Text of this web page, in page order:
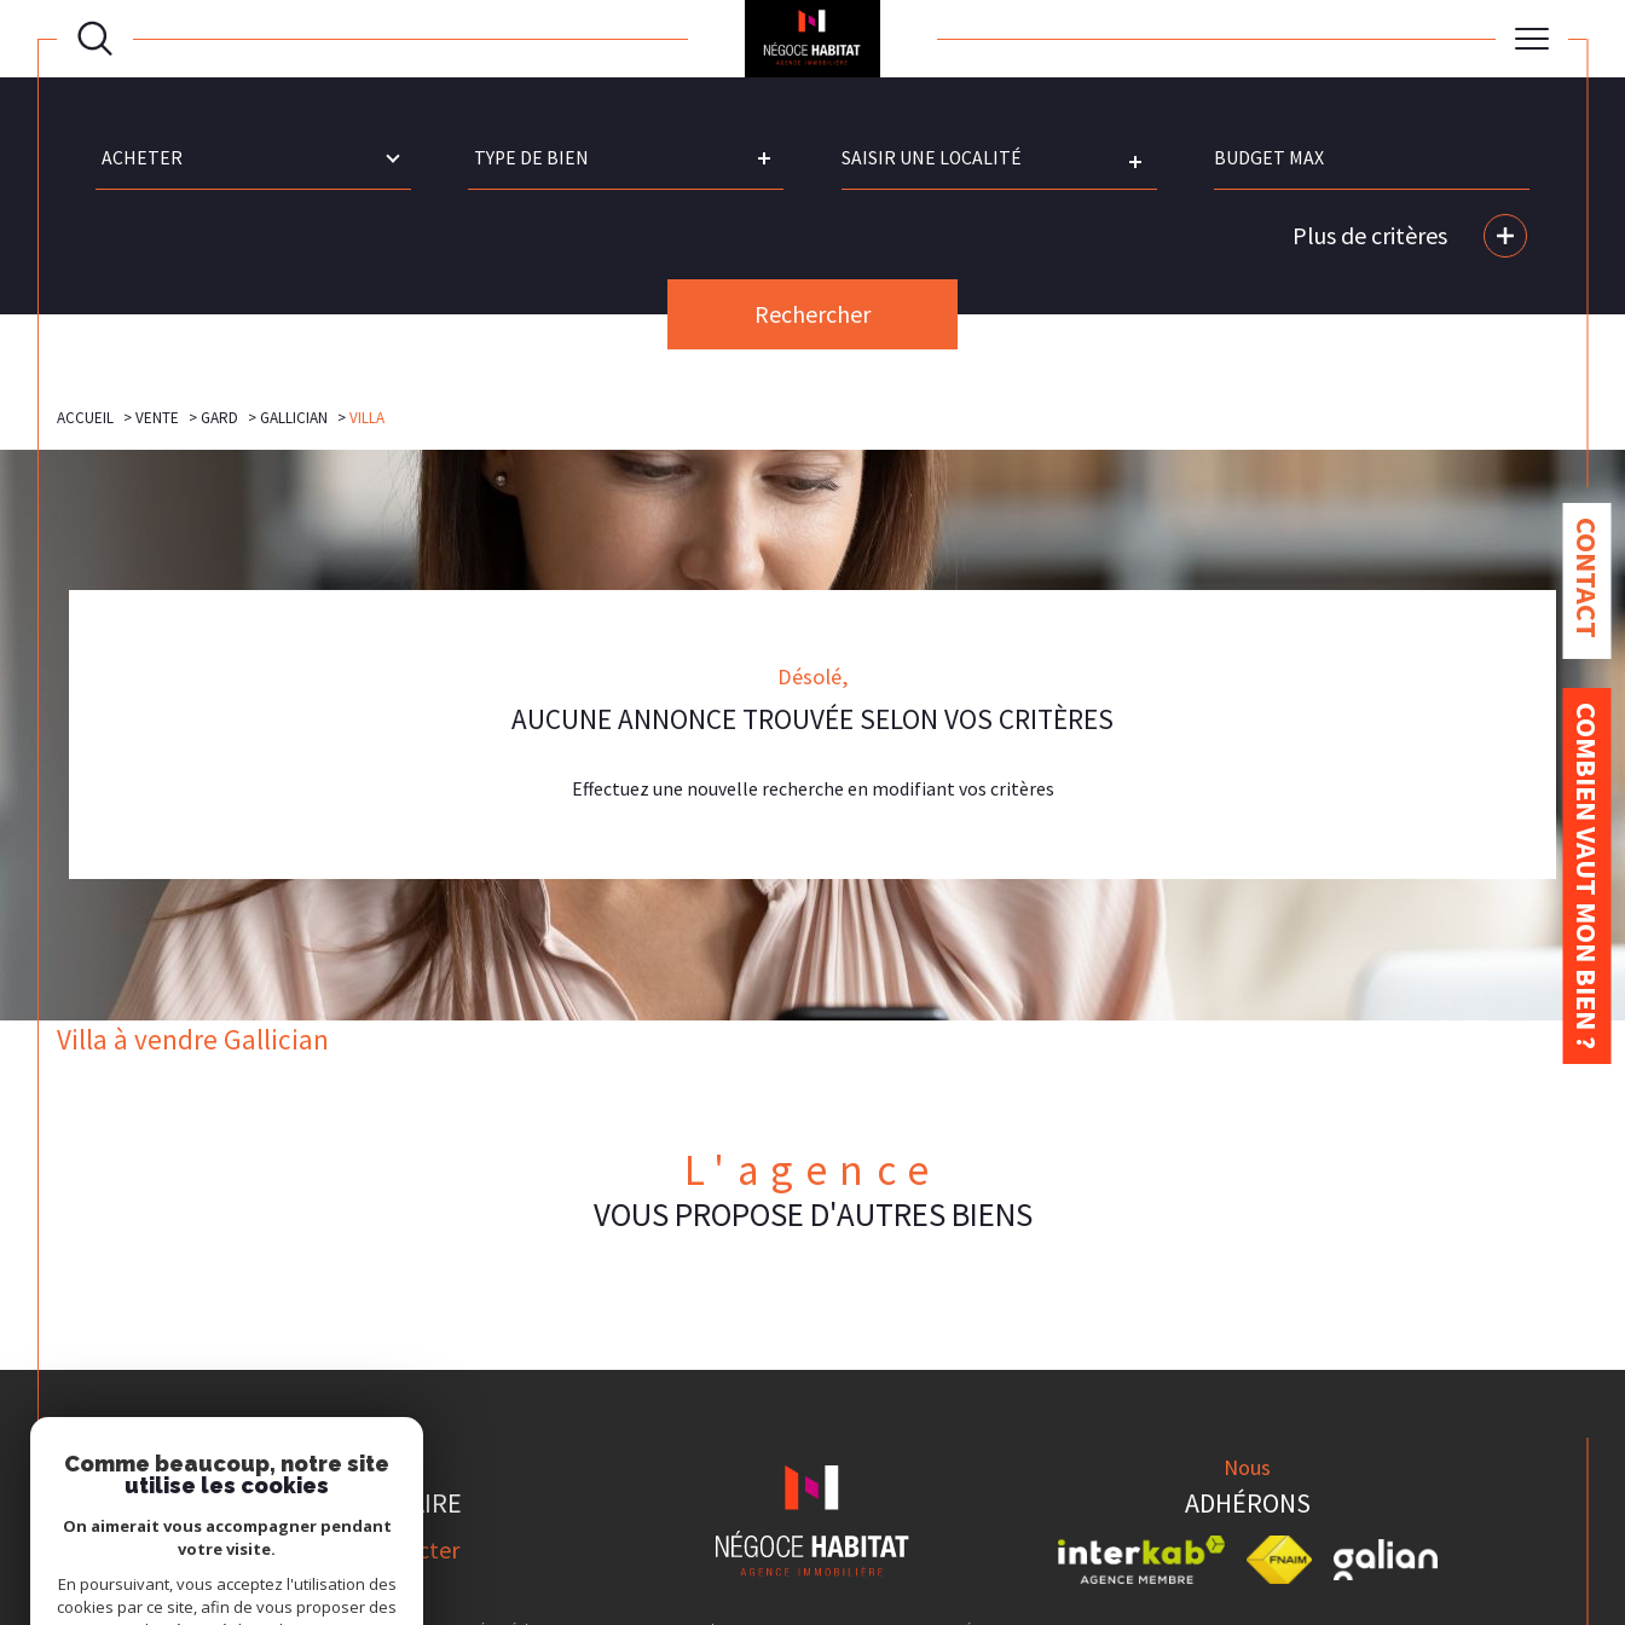
CONTACT
COMBIEN VAUT MON BIEN ?
d'offre
ACHETER de
TYPE DE BIEN
Plus de critères
Rechercher
ACCUEIL VENTE GARD GALLICIAN VILLA
Désolé,
AUCUNE ANNONCE TROUVÉE SELON VOS CRITÈRES
Effectuez une nouvelle recherche en modifiant vos critères
Villa à vendre Gallician
L'agence
VOUS PROPOSE D'AUTRES BIENS
Espace
PROPRIÉTAIRE
Se connecter
Nous
ADHÉRONS
Comme beaucoup, notre site
utilise les cookies
On aimerait vous accompagner pendant
votre visite.
En poursuivant, vous acceptez l'utilisation des
cookies par ce site, afin de vous proposer des